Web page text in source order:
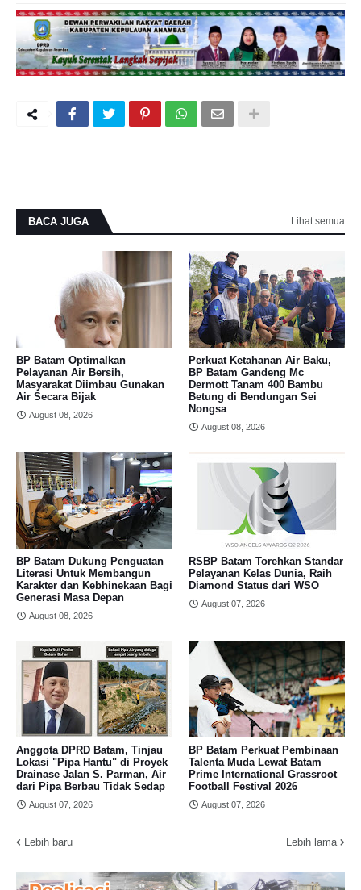
BACA JUGA Lihat semua
BP Batam Optimalkan
Pelayanan Air Bersih,
Masyarakat Diimbau Gunakan
Air Secara Bijak
August 08, 2026
Perkuat Ketahanan Air Baku,
BP Batam Gandeng Mc
Dermott Tanam 400 Bambu
Betung di Bendungan Sei
Nongsa
August 08, 2026
BP Batam Dukung Penguatan
Literasi Untuk Membangun
Karakter dan Kebhinekaan Bagi
Generasi Masa Depan
August 08, 2026
RSBP Batam Torehkan Standar
Pelayanan Kelas Dunia, Raih
Diamond Status dari WSO
August 07, 2026
Anggota DPRD Batam, Tinjau
Lokasi "Pipa Hantu" di Proyek
Drainase Jalan S. Parman, Air
dari Pipa Berbau Tidak Sedap
August 07, 2026
BP Batam Perkuat Pembinaan
Talenta Muda Lewat Batam
Prime International Grassroot
Football Festival 2026
August 07, 2026
Lebih baru Lebih lama